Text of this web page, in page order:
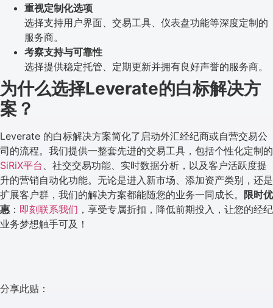
重视定制化选项
选择支持用户界面、交易工具、仪表盘功能等深度定制的
服务商。
考察支持与可靠性
选择提供稳定托管、定期更新并拥有良好声誉的服务商。
为什么选择Leverate的白标解决方
案？
Leverate 的白标解决方案简化了启动外汇经纪商或自营交易公
司的流程。我们提供一整套先进的交易工具，包括个性化定制的
SiRiX平台 、社交交易功能、实时数据分析，以及客户活跃度提
升的营销自动化功能。无论是进入新市场、添加资产类别，还是
扩展客户群，我们的解决方案都能随您的业务一同成长。 限时优
惠 ： 即刻联系我们 ，享受专属折扣，降低前期投入，让您的经纪
业务梦想触手可及！
分享此贴：